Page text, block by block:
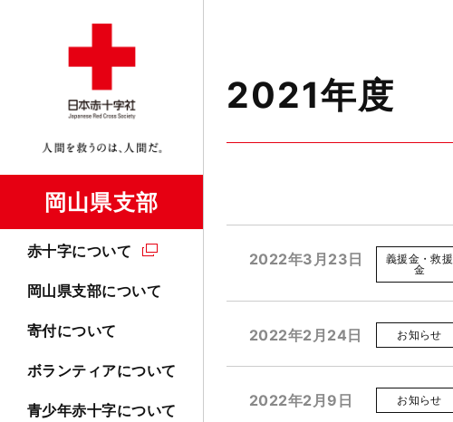
岡山県支部
赤十字について
岡山県支部について
寄付について
ボランティアについて
青少年赤十字について
2021年度
2022年3月23日
義援金・救援
金
2022年2月24日 お知らせ
2022年2月9日 お知らせ